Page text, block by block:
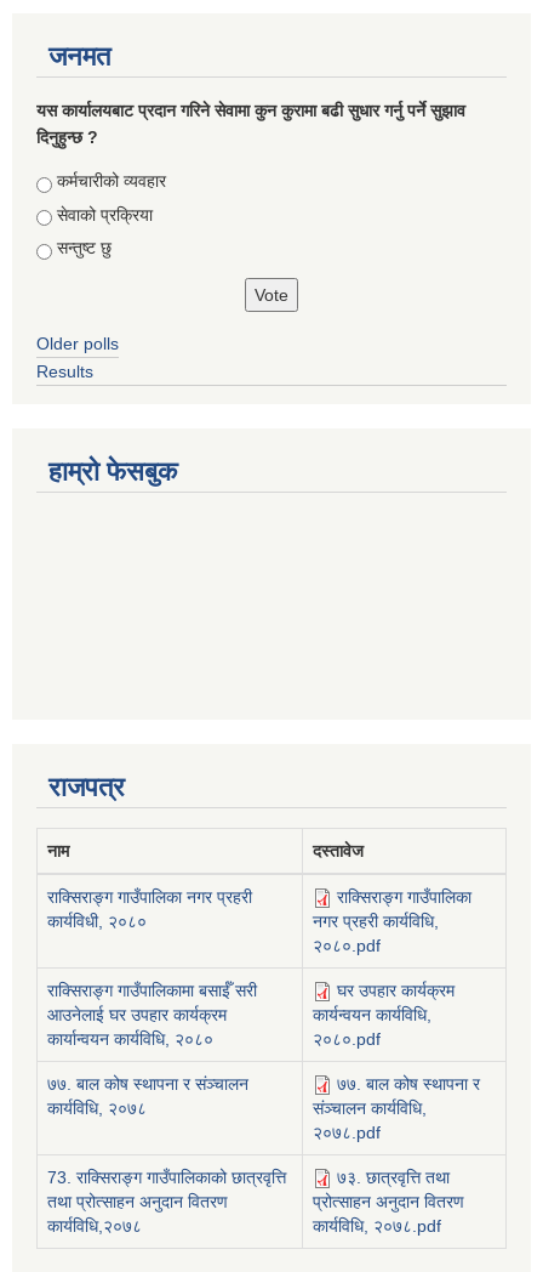
जनमत
यस कार्यालयबाट प्रदान गरिने सेवामा कुन कुरामा बढी सुधार गर्नु पर्ने सुझाव
दिनुहुन्छ ?
Choices
कर्मचारीको व्यवहार
सेवाको प्रक्रिया
सन्तुष्ट छु
Older polls
Results
हाम्रो फेसबुक
राजपत्र
नाम दस्तावेज
राक्सिराङ्ग गाउँपालिका नगर प्रहरी
कार्यविधी, २०८०
राक्सिराङ्ग गाउँपालिका
नगर प्रहरी कार्यविधि,
२०८०.pdf
राक्सिराङ्ग गाउँपालिकामा बसाईँ सरी
आउनेलाई घर उपहार कार्यक्रम
कार्यान्वयन कार्यविधि, २०८०
घर उपहार कार्यक्रम
कार्यन्वयन कार्यविधि,
२०८०.pdf
७७. बाल कोष स्थापना र संञ्चालन
कार्यविधि, २०७८
७७. बाल कोष स्थापना र
संञ्चालन कार्यविधि,
२०७८.pdf
73. राक्सिराङ्ग गाउँपालिकाको छात्रवृत्ति
तथा प्रोत्साहन अनुदान वितरण
कार्यविधि,२०७८
७३. छात्रवृत्ति तथा
प्रोत्साहन अनुदान वितरण
कार्यविधि, २०७८.pdf